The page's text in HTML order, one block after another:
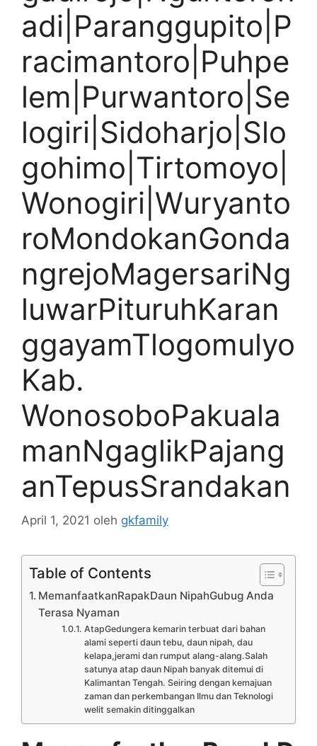
adi|Paranggupito|P
racimantoro|Puhpe
lem|Purwantoro|Se
logiri|Sidoharjo|Slo
gohimo|Tirtomoyo|
Wonogiri|Wuryanto
roMondokanGonda
ngrejoMagersariNg
luwarPituruhKaran
ggayamTlogomulyo
Kab.
WonosoboPakuala
manNgaglikPajang
anTepusSrandakan
April 1, 2021 oleh gkfamily
Table of Contents
MemanfaatkanRapakDaun NipahGubug Anda
Terasa Nyaman
AtapGedungera kemarin terbuat dari bahan
alami seperti daun tebu, daun nipah, dau
kelapa,jerami dan rumput alang-alang.Salah
satunya atap daun Nipah banyak ditemui di
Kalimantan Tengah. Seiring dengan kemajuan
zaman dan perkembangan Ilmu dan Teknologi
welit semakin ditinggalkan